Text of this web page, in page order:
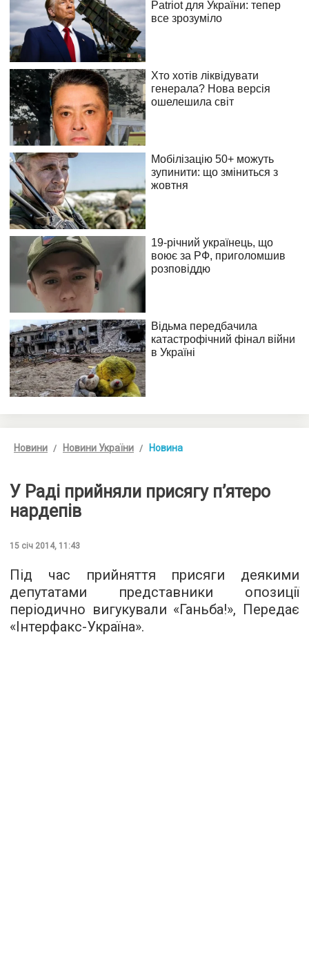
Новини Новини України Новина
У Раді прийняли присягу п’ятеро
нардепів
15 січ 2014, 11:43
Під час прийняття присяги деякими
депутатами представники опозиції
періодично вигукували «Ганьба!», Передає
«Інтерфакс-Україна».